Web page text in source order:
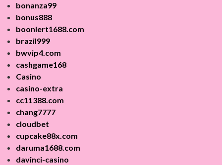
bonanza99
bonus888
boonlert1688.com
brazil999
bwvip4.com
cashgame168
Casino
casino-extra
cc11388.com
chang7777
cloudbet
cupcake88x.com
daruma1688.com
davinci-casino